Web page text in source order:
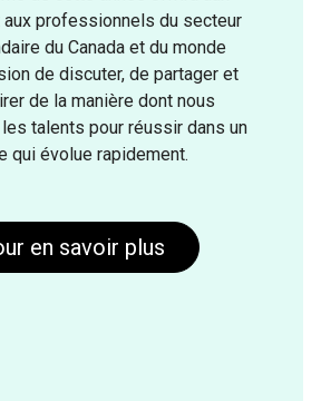
professionnels du secteur
du Canada et du monde
de discuter, de partager et
de la manière dont nous
talents pour réussir dans un
qui évolue rapidement.
en savoir plus